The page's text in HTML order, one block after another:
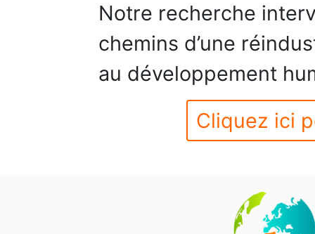
Notre recherche
chemins d’une
au développement
Cliquez ici